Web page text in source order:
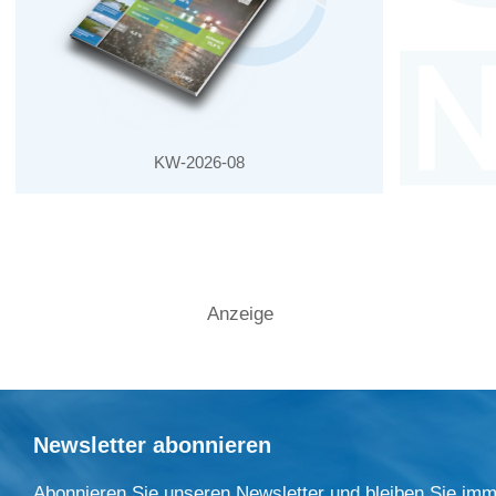
KW-2026-08
Anzeige
Newsletter abonnieren